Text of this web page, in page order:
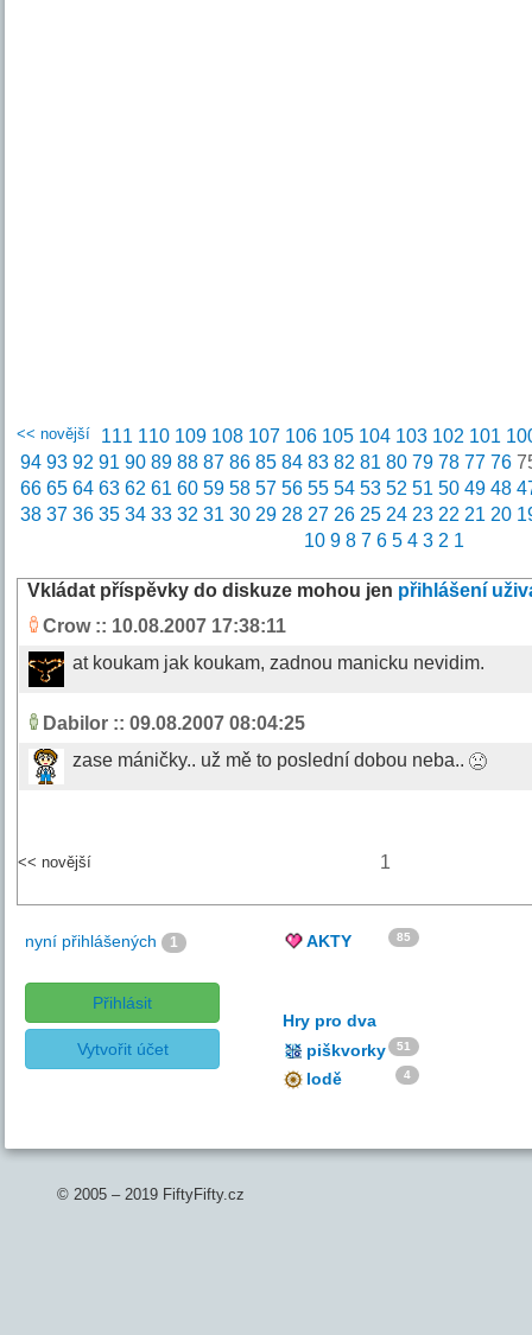
<< novější 111 110 109 108 107 106 105 104 103 102 101
94 93 92 91 90 89 88 87 86 85 84 83 82 81 80 79 78 77 76
66 65 64 63 62 61 60 59 58 57 56 55 54 53 52 51 50 49 48
38 37 36 35 34 33 32 31 30 29 28 27 26 25 24 23 22 21 20
10 9 8 7 6 5 4 3 2 1
Vkládat příspěvky do diskuze mohou jen přihlášení
Crow:: 10.08.2007 17:38:11
at koukam jak koukam, zadnou manicku nevidim.
Dabilor :: 09.08.2007 08:04:25
zase máničky.. už mě to poslední dobou neba..
<< novější 1
nyní přihlášených 1
Přihlásit
Vytvořit účet
AKTY 85
Hry pro dva
piškvorky
51
lodě 4
© 2005 – 2019 FiftyFifty.cz